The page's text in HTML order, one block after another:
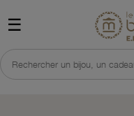
☰
Rechercher un bijou, un